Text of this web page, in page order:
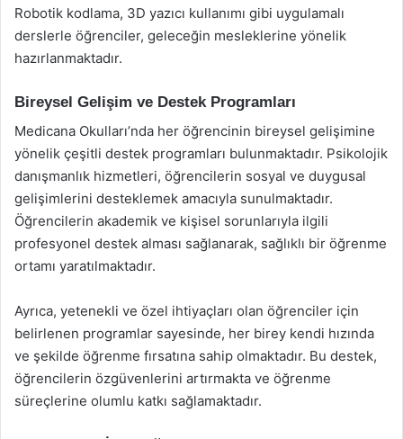
Robotik kodlama, 3D yazıcı kullanımı gibi uygulamalı
derslerle öğrenciler, geleceğin mesleklerine yönelik
hazırlanmaktadır.
Bireysel Gelişim ve Destek Programları
Medicana Okulları’nda her öğrencinin bireysel gelişimine
yönelik çeşitli destek programları bulunmaktadır. Psikolojik
danışmanlık hizmetleri, öğrencilerin sosyal ve duygusal
gelişimlerini desteklemek amacıyla sunulmaktadır.
Öğrencilerin akademik ve kişisel sorunlarıyla ilgili
profesyonel destek alması sağlanarak, sağlıklı bir öğrenme
ortamı yaratılmaktadır.
Ayrıca, yetenekli ve özel ihtiyaçları olan öğrenciler için
belirlenen programlar sayesinde, her birey kendi hızında
ve şekilde öğrenme fırsatına sahip olmaktadır. Bu destek,
öğrencilerin özgüvenlerini artırmakta ve öğrenme
süreçlerine olumlu katkı sağlamaktadır.